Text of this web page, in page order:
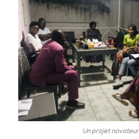
Un projet novateur